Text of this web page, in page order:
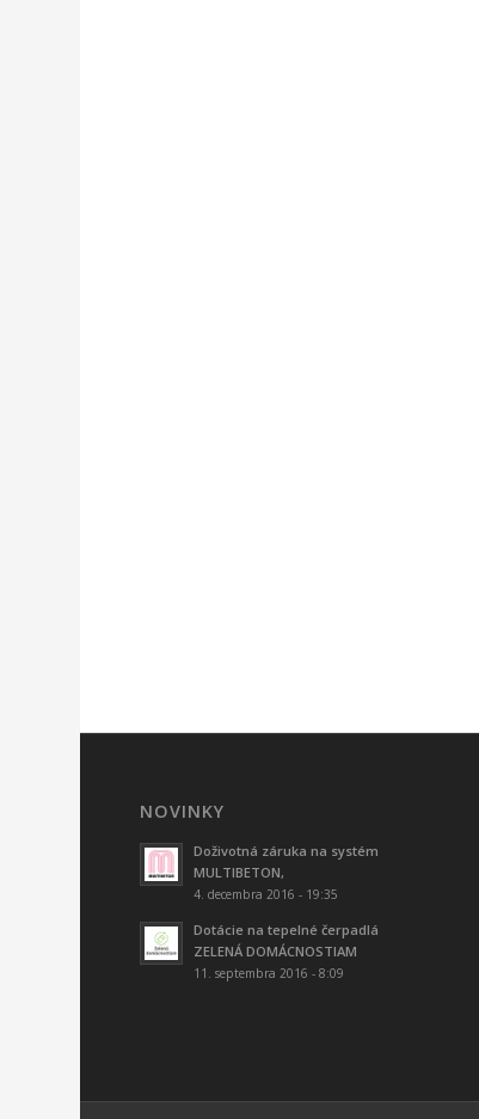
NOVINKY
Doživotná záruka na systém
MULTIBETON,
4. decembra 2016 - 19:35
Dotácie na tepelné čerpadlá
ZELENÁ DOMÁCNOSTIAM
11. septembra 2016 - 8:09